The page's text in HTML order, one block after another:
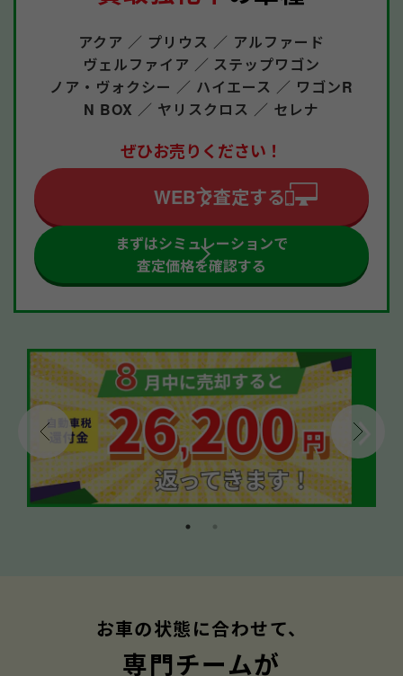
アクア ／ プリウス ／ アルファード
ヴェルファイア ／ ステップワゴン
ノア・ヴォクシー ／ ハイエース ／ ワゴンR
N BOX ／ ヤリスクロス ／ セレナ
ぜひお売りください！
WEBで査定する
まずはシミュレーションで
査定価格を確認する
お車の状態に合わせて、
専門チームが